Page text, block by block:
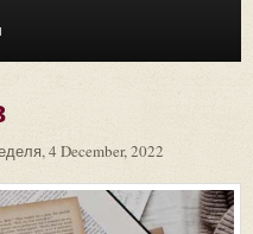
4 December, 2022